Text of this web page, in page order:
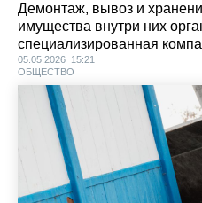
Демонтаж, вывоз и
имущества внутри них
специализированная
05.05.2026 15:21
ОБЩЕСТВО